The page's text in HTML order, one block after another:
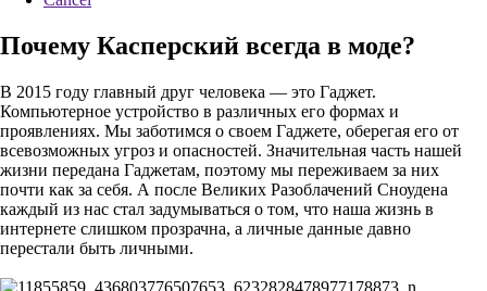
Почему Касперский всегда в моде?
В 2015 году главный друг человека — это Гаджет.
Компьютерное устройство в различных его формах и
проявлениях. Мы заботимся о своем Гаджете, оберегая его от
всевозможных угроз и опасностей. Значительная часть нашей
жизни передана Гаджетам, поэтому мы переживаем за них
почти как за себя. А после Великих Разоблачений Сноудена
каждый из нас стал задумываться о том, что наша жизнь в
интернете слишком прозрачна, а личные данные давно
перестали быть личными.